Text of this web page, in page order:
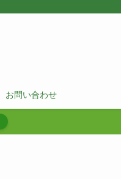
お問い合わせ